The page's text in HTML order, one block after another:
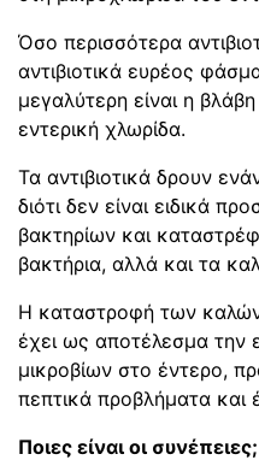
Όσο περισσότερα
αντιβιοτικά ευρέος
μεγαλύτερη είναι η
εντερική χλωρίδα.
Τα αντιβιοτικά δρουν
διότι δεν είναι ειδικά
βακτηρίων και
βακτήρια, αλλά και τα
Η καταστροφή των
έχει ως αποτέλεσμα
μικροβίων στο έντερο,
πεπτικά προβλήματα και
Ποιες είναι οι συνέπειες;